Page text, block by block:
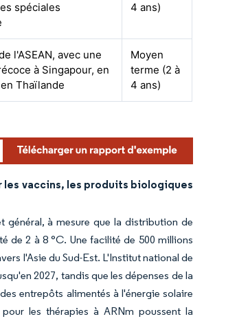
spéciales
4 ans)
l'ASEAN, avec une
à Singapour, en
Thaïlande
Moyen
terme (2 à
4 ans)
vaccins, les produits biologiques
général, à mesure que la distribution de
de 2 à 8 °C. Une facilité de 500 millions
l'Asie du Sud-Est. L'Institut national de
2027, tandis que les dépenses de la
entrepôts alimentés à l'énergie solaire
les thérapies à ARNm poussent la